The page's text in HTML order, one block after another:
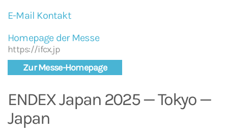
E-Mail Kontakt
Homepage der Messe
https://ifcx.jp
Zur Messe-Homepage
ENDEX Japan 2025 — Tokyo —
Japan